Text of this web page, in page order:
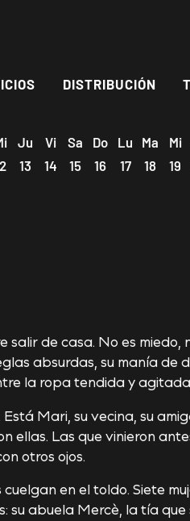
DISTRIBUCIÓN
Ju
13
Vi
14
Sa
15
Do
16
Lu
17
Ma
18
Mi
19
salir de casa. No es
absurdas, su manía de
la ropa tendida y
Mari, su vecina, su
ellas. Las que vinieron
otros ojos.
en el toldo. Siete
su abuela Mercè, la tía